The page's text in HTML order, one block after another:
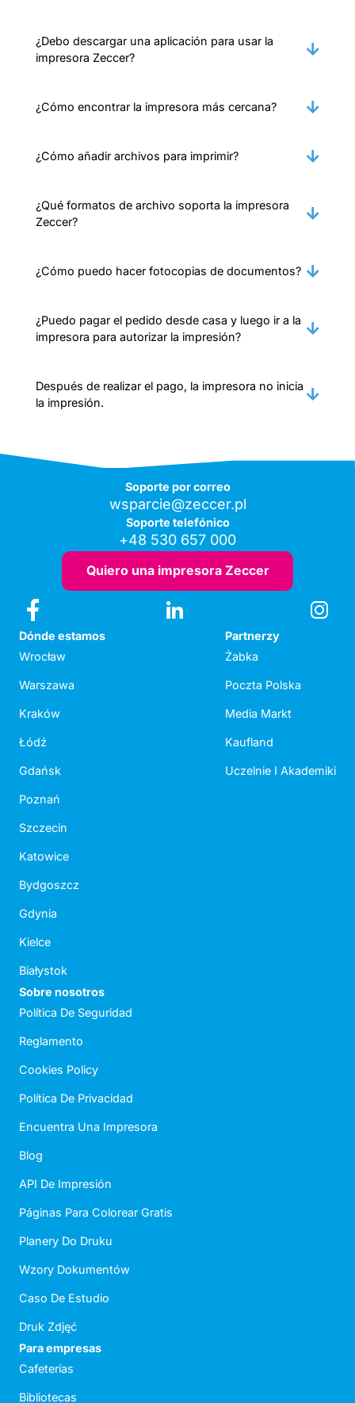
¿Debo descargar una aplicación para usar la
impresora Zeccer?
¿Cómo encontrar la impresora más cercana?
¿Cómo añadir archivos para imprimir?
¿Qué formatos de archivo soporta la impresora
Zeccer?
¿Cómo puedo hacer fotocopias de documentos?
¿Puedo pagar el pedido desde casa y luego ir a la
impresora para autorizar la impresión?
Después de realizar el pago, la impresora no inicia
la impresión.
Soporte por correo
wsparcie@zeccer.pl
Soporte telefónico
+48 530 657 000
Quiero una impresora Zeccer
Dónde estamos
Wrocław
Warszawa
Kraków
Łódź
Gdańsk
Poznań
Szczecin
Katowice
Bydgoszcz
Gdynia
Kielce
Białystok
Partnerzy
Żabka
Poczta Polska
Media Markt
Kaufland
Uczelnie I Akademiki
Sobre nosotros
Política De Seguridad
Reglamento
Cookies Policy
Política De Privacidad
Encuentra Una Impresora
Blog
API De Impresión
Páginas Para Colorear Gratis
Planery Do Druku
Wzory Dokumentów
Caso De Estudio
Druk Zdjęć
Para empresas
Cafeterías
Bibliotecas